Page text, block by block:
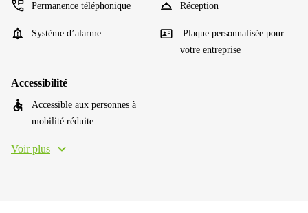
Permanence téléphonique Réception
Système d’alarme
Plaque personnalisée pour
votre entreprise
Accessibilité
Accessible aux personnes à
mobilité réduite
Voir plus